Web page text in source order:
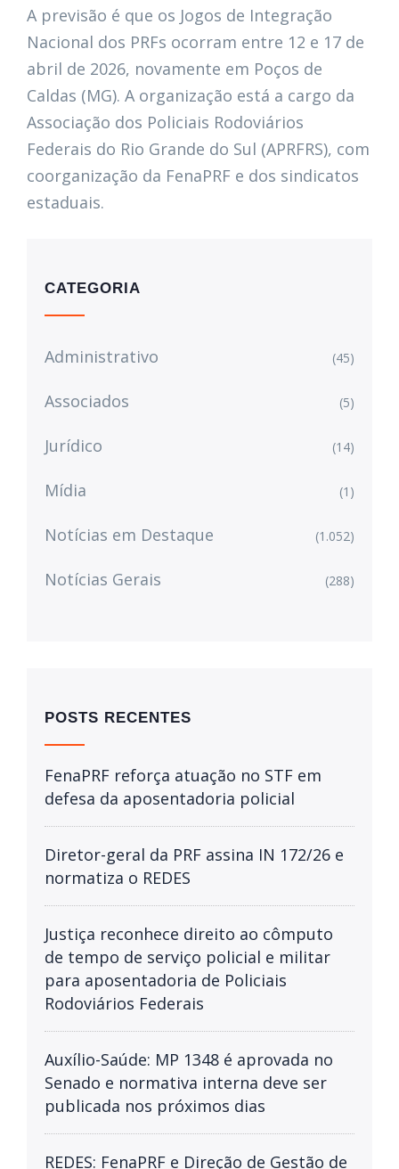
A previsão é que os Jogos de Integração
Nacional dos PRFs ocorram entre 12 e 17 de
abril de 2026, novamente em Poços de
Caldas (MG). A organização está a cargo da
Associação dos Policiais Rodoviários
Federais do Rio Grande do Sul (APRFRS), com
coorganização da FenaPRF e dos sindicatos
estaduais.
CATEGORIA
Administrativo (45)
Associados (5)
Jurídico (14)
Mídia (1)
Notícias em Destaque (1.052)
Notícias Gerais (288)
POSTS RECENTES
FenaPRF reforça atuação no STF em
defesa da aposentadoria policial
Diretor-geral da PRF assina IN 172/26 e
normatiza o REDES
Justiça reconhece direito ao cômputo
de tempo de serviço policial e militar
para aposentadoria de Policiais
Rodoviários Federais
Auxílio-Saúde: MP 1348 é aprovada no
Senado e normativa interna deve ser
publicada nos próximos dias
REDES: FenaPRF e Direção de Gestão de